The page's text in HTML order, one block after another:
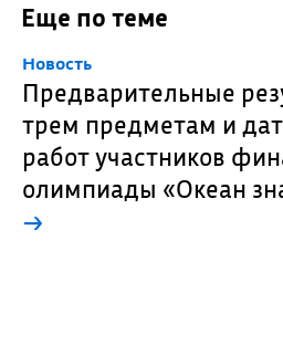
Еще по теме
Новость
Предварительные
трем предметам и
работ участников
олимпиады «Океан
→